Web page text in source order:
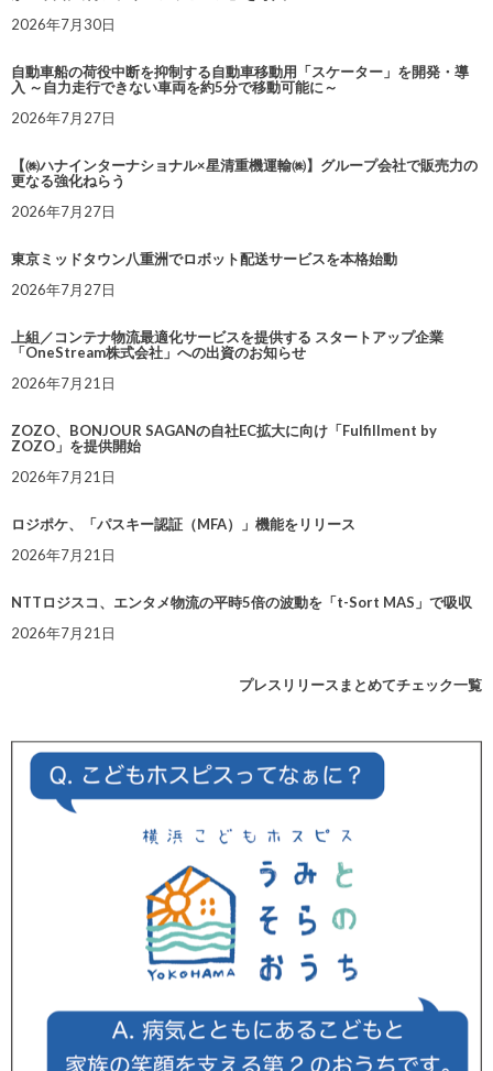
2026年7月30日
自動車船の荷役中断を抑制する自動車移動用「スケーター」を開発・導
入 ～自力走行できない車両を約5分で移動可能に～
2026年7月27日
【㈱ハナインターナショナル×星清重機運輸㈱】グループ会社で販売力の
更なる強化ねらう
2026年7月27日
東京ミッドタウン八重洲でロボット配送サービスを本格始動
2026年7月27日
上組／コンテナ物流最適化サービスを提供する スタートアップ企業
「OneStream株式会社」への出資のお知らせ
2026年7月21日
ZOZO、BONJOUR SAGANの自社EC拡大に向け「Fulfillment by
ZOZO」を提供開始
2026年7月21日
ロジポケ、「パスキー認証（MFA）」機能をリリース
2026年7月21日
NTTロジスコ、エンタメ物流の平時5倍の波動を「t-Sort MAS」で吸収
2026年7月21日
プレスリリースまとめてチェック一覧